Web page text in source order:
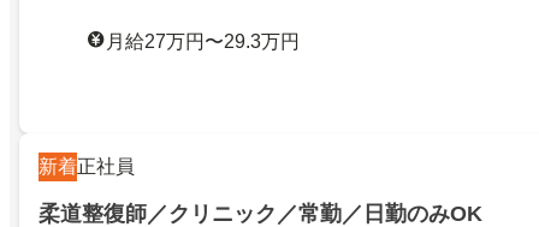
月給27万円〜29.3万円
新着正社員
柔道整復師／クリニック／常勤／日勤のみOK